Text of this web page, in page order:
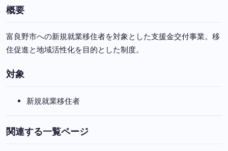
概要
富良野市への新規就業移住者を対象とした支援金交付事業。移
住促進と地域活性化を目的とした制度。
対象
新規就業移住者
関連する一覧ページ